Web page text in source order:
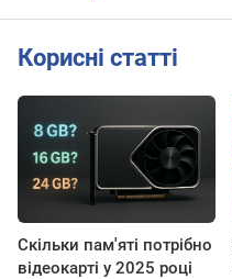
Корисні статті
Скільки пам'яті потрібно
відеокарті у 2025 році